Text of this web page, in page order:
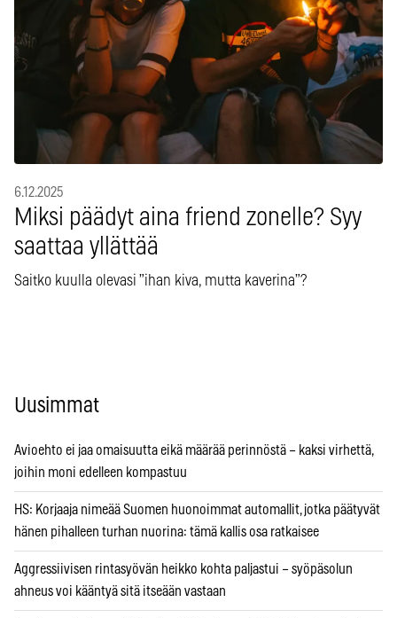
6.12.2025
Miksi päädyt aina friend zonelle? Syy
saattaa yllättää
Saitko kuulla olevasi ”ihan kiva, mutta kaverina”?
Uusimmat
Avioehto ei jaa omaisuutta eikä määrää perinnöstä – kaksi virhettä,
joihin moni edelleen kompastuu
HS: Korjaaja nimeää Suomen huonoimmat automallit, jotka päätyvät
hänen pihalleen turhan nuorina: tämä kallis osa ratkaisee
Aggressiivisen rintasyövän heikko kohta paljastui – syöpäsolun
ahneus voi kääntyä sitä itseään vastaan